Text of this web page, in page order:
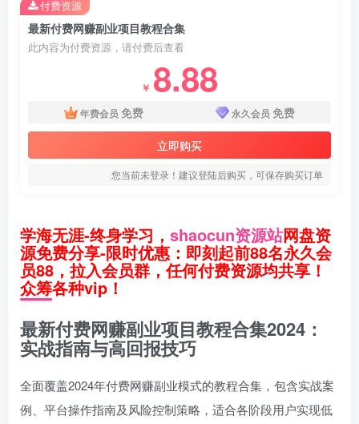
最新付费网赚副业项目教程合集
此内容为付费资源，请付费后查看
￥ 8.88
年费会员 免费 永久会员 免费
立即购买
您当前未登录！建议登陆后购买，可保存购买订单
付费资源
学海无涯-终身学习， shaocun资源站网盘资
源免费分享-限时优惠：即刻起前88名永久会
员88，拉入会员群，任何付费资源均共享！
众筹各种vip！
最新付费网赚副业项目教程合集2024：
实战指南与高回报技巧
全面覆盖2024年付费网赚副业模式的教程合集，包含实战案
例、平台操作指南及风险控制策略，适合各阶段用户实现低